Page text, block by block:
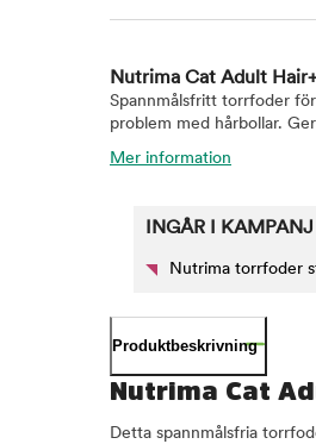
Nutrima Cat Adult
Spannmålsfritt torrfoder
problem med hårbollar.
Mer information
INGÅR I KAMPANJ
Nutrima torrfoder
Produktbeskrivning
Nutrima Cat
Detta spannmålsfria